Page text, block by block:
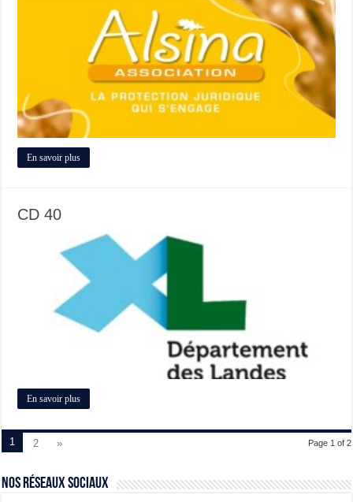
En savoir plus
CD 40
En savoir plus
Page 1 of 2
1 2 »
Nos Réseaux Sociaux